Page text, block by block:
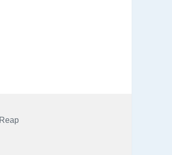
Grande (Preah Khan, Neak Pean, Ta
Grande (Preah Khan, Neak Pean, Ta